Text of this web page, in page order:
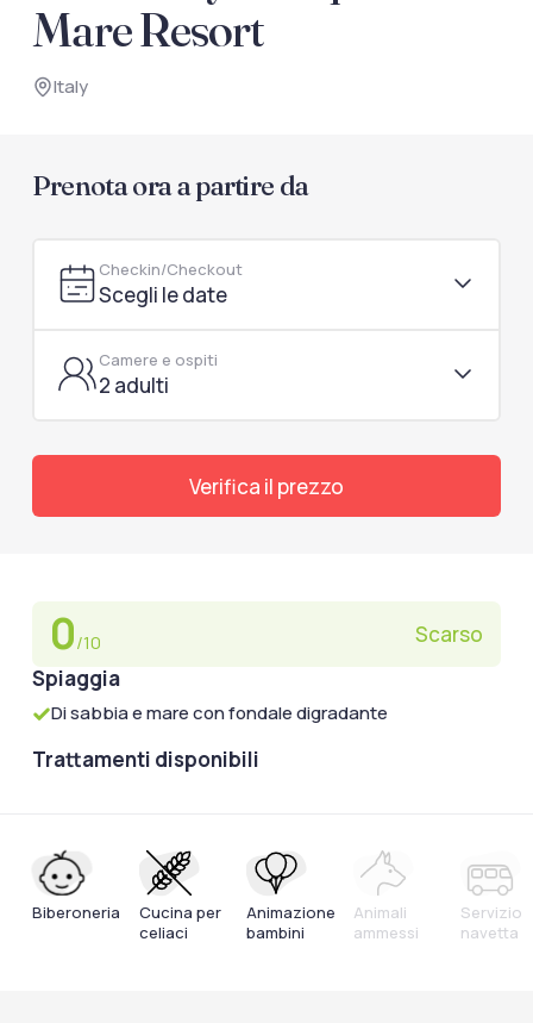
documenti di viaggio.
Mare Resort
Italy
Prenota ora a partire da
Checkin/Checkout
Scegli le date
Camere e ospiti
2 adulti
Verifica il prezzo
0/10
Scarso
Spiaggia
Di sabbia e mare con fondale digradante
Trattamenti disponibili
Biberoneria
Cucina per
celiaci
Animazione
bambini
Animali
ammessi
Servizio
navetta